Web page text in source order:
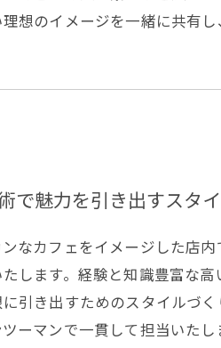
想のイメージを一緒に共有
で魅力を引き出すスタ
ンなカフェをイメージした店
します。経験と知識豊富な
引き出すためのスタイルづ
ーマンで一貫して担当いた